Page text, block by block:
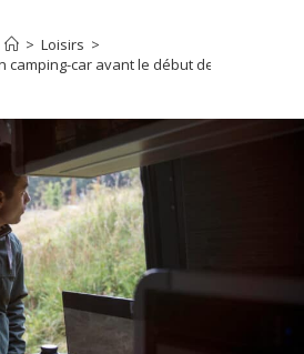
> Loisirs >
camping-car avant le début des vacances ?